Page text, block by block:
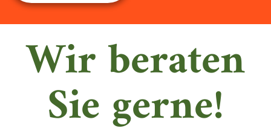
Wir beraten
Sie gerne!